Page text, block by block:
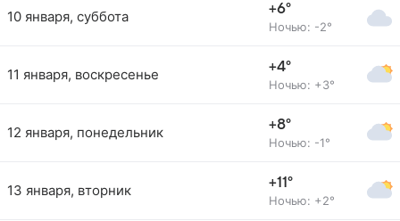
10 января, суббота +6°
Ночью: -2°
11 января, воскресенье +4°
Ночью: +3°
12 января, понедельник +8°
Ночью: -1°
13 января, вторник +11°
Ночью: +2°